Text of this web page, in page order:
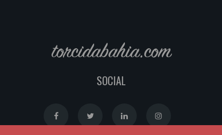
torcidabahia.com
SOCIAL